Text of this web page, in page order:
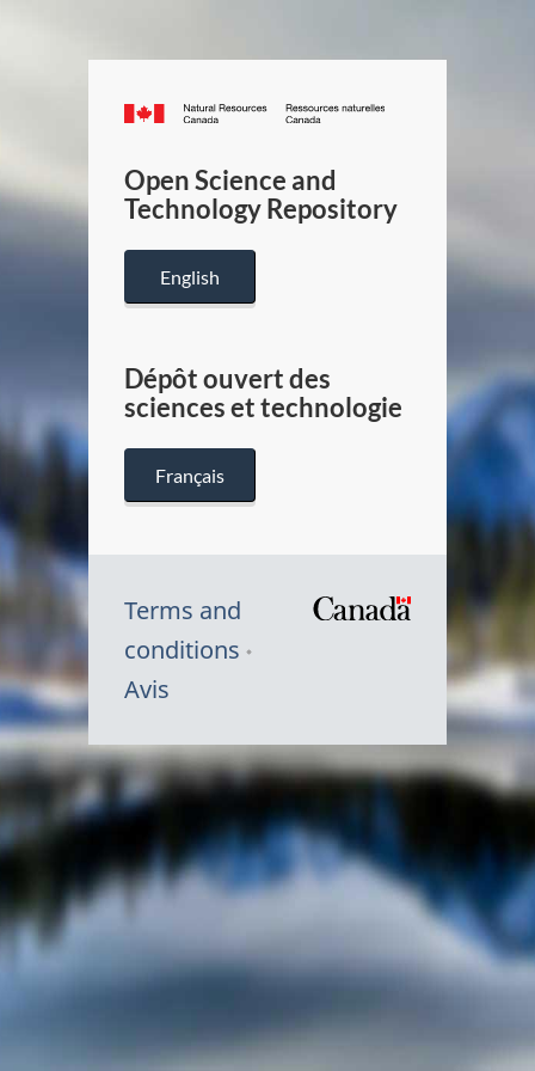
Canada.ca
/
Canada
Open Science and
Technology Repository
English
Dépôt ouvert des
sciences et technologie
Français
Terms and
conditions
Avis
Symbole
du
Canada